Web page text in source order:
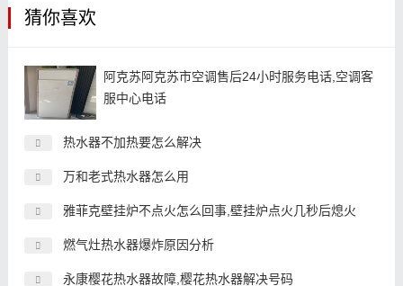
猜你喜欢
阿克苏阿克苏市空调售后24小时服务电话,空调客
服中心电话
热水器不加热要怎么解决
万和老式热水器怎么用
雅菲克壁挂炉不点火怎么回事,壁挂炉点火几秒后熄火
燃气灶热水器爆炸原因分析
永康樱花热水器故障,樱花热水器解决号码